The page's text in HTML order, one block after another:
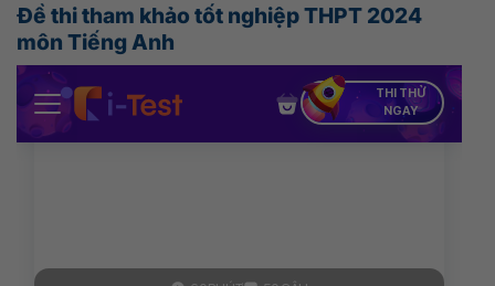
Đề thi tham khảo tốt nghiệp THPT 2024
môn Tiếng Anh